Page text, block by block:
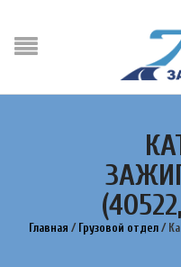
Главная / Грузовой отдел /